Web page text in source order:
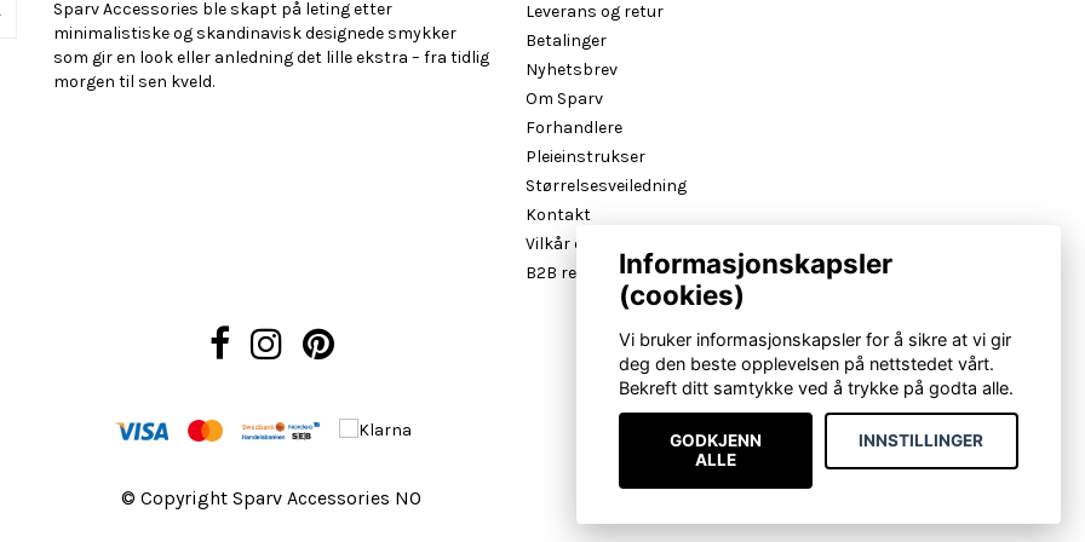
Sparv Accessories ble skapt på leting etter
minimalistiske og skandinavisk designede smykker
som gir en look eller anledning det lille ekstra – fra tidlig
morgen til sen kveld.
Leverans og retur
Betalinger
Nyhetsbrev
Om Sparv
Forhandlere
Pleieinstrukser
Størrelsesveiledning
Kontakt
Vilkår og betingelser
B2B reseller login
© Copyright Sparv Accessories NO
Informasjonskapsler
(cookies)
Vi bruker informasjonskapsler for å sikre at vi gir
deg den beste opplevelsen på nettstedet vårt.
Bekreft ditt samtykke ved å trykke på godta alle.
GODKJENN
ALLE
INNSTILLINGER